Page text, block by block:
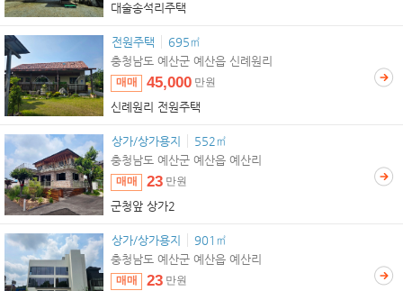
대술송석리주택
전원주택 695㎡
신례원리 전원주택
매매 45,000 만원
충청남도 예산군 예산읍 신례원리
상가/상가용지 552㎡
군청앞 상가2
매매 23 만원
충청남도 예산군 예산읍 예산리
상가/상가용지 901㎡
매매 23 만원
충청남도 예산군 예산읍 예산리